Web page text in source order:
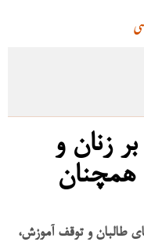
زنان و
همچنان
طالبان و توقف آموزش،